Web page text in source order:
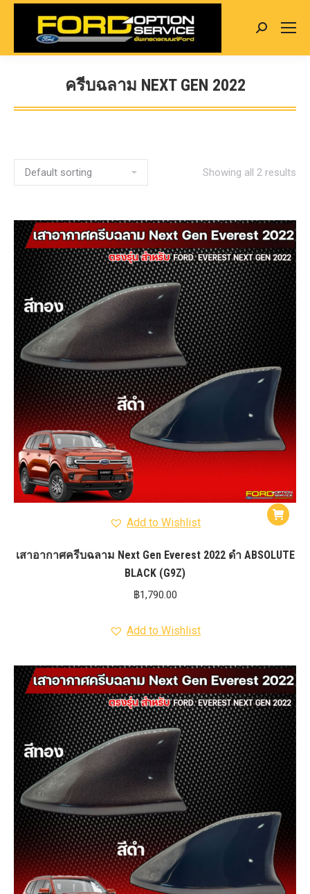
Search:
ครีบฉลาม NEXT GEN 2022
You are here:
Showing all 2 results
Add to Wishlist
เสาอากาศครีบฉลาม Next Gen Everest 2022 ดำ ABSOLUTE
BLACK (G9Z)
฿1,790.00
Add to Wishlist